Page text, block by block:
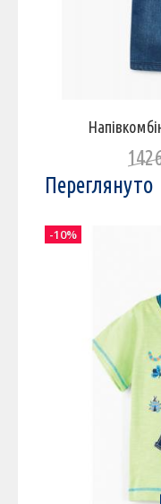
Переглянуто
-10%